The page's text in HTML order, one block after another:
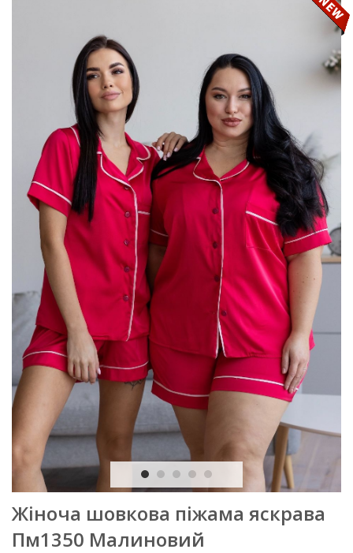
Жіноча шовкова піжама яскрава
Пм1350 Малиновий